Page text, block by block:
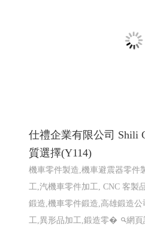
仕禮企業有限公司 Shili
質選擇(Y114)
機車零件製造,機車避震器零件
工,汽機車零件加工, CNC 客製
鍛造,機車零件鍛造,高雄鍛造
工,異形品加工,鍛造零�
網